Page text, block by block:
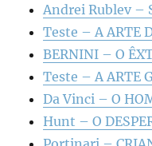
Andrei Rublev –
Teste – A ARTE
BERNINI – O
Teste – A ARTE
Da Vinci – O
Hunt – O